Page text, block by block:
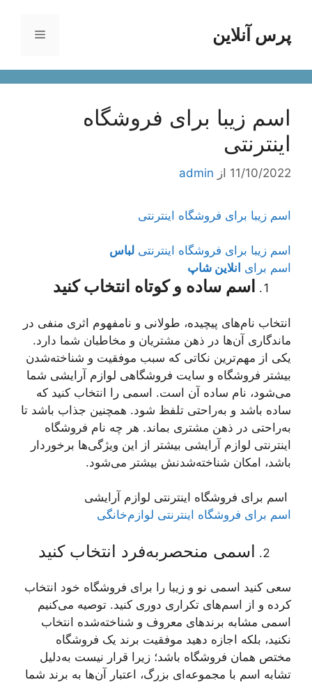
محتواپرس آنلاین فهرست
اسم زیبا برای فروشگاه
اینترنتی
11/10/2022 از admin
اسم زیبا برای فروشگاه اینترنتی
اسم زیبا برای فروشگاه اینترنتی لباس
اسم برای انلاین شاپ
اسم ساده و کوتاه انتخاب کنید
انتخاب نام‌های پیچیده، طولانی و نامفهوم اثری منفی در
ماندگاری آن‌ها در ذهن مشتریان و مخاطبان شما دارد.
یکی از مهم‌ترین نکاتی که سبب موفقیت و شناخته‌شدن
بیشتر فروشگاه و سایت فروشگاهی لوازم آرایشی شما
می‌شود، نام ساده آن است. اسمی را انتخاب کنید که
ساده باشد و به‌راحتی تلفظ شود. همچنین جذاب باشد تا
به‌راحتی در ذهن مشتری بماند. هر چه نام فروشگاه
اینترنتی لوازم آرایشی بیشتر از این ویژگی‌ها برخوردار
باشد، امکان شناخته‌شدنش بیشتر می‌شود.
اسم برای فروشگاه اینترنتی لوازم آرایشی
اسم برای فروشگاه اینترنتی لوازم‌خانگی
اسمی منحصربه‌فرد انتخاب کنید
سعی کنید اسمی نو و زیبا را برای فروشگاه خود انتخاب
کرده و از اسم‌های تکراری دوری کنید. توصیه می‌کنیم
اسمی مشابه برندهای معروف و شناخته‌شده انتخاب
نکنید، بلکه اجازه دهید موفقیت برند یک فروشگاه
مختص همان فروشگاه باشد؛ زیرا قرار نیست به‌دلیل
تشابه اسم با مجموعه‌ای بزرگ، اعتبار آن‌ها به برند شما